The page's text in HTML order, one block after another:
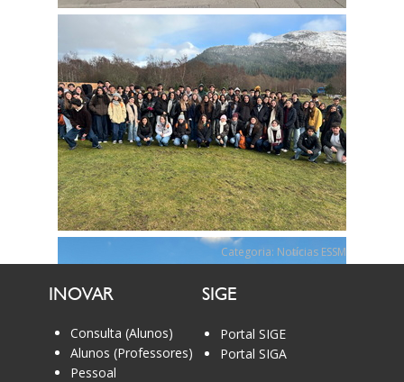
Categoria: Notícias ESSM
INOVAR
Consulta (Alunos)
Alunos (Professores)
Pessoal
SIGE
Portal SIGE
Portal SIGA